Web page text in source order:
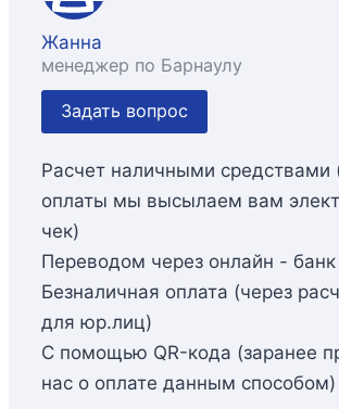
Жанна
менеджер по Барнаулу
Задать вопрос
Расчет наличными средствами
оплаты мы высылаем вам
чек)
Переводом через онлайн - банк
Безналичная оплата (через
для юр.лиц)
С помощью QR-кода (заранее
нас о оплате данным способом)